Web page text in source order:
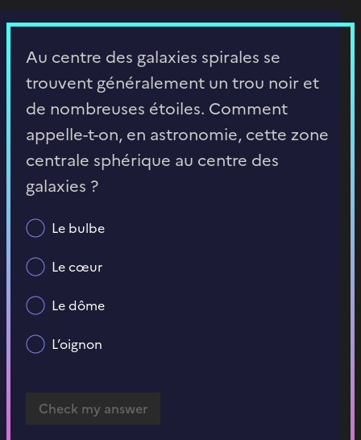
Au centre des galaxies spirales se
trouvent généralement un trou noir et
de nombreuses étoiles. Comment
appelle-t-on, en astronomie, cette zone
centrale sphérique au centre des
galaxies ?
Le bulbe
Le cœur
Le dôme
L’oignon